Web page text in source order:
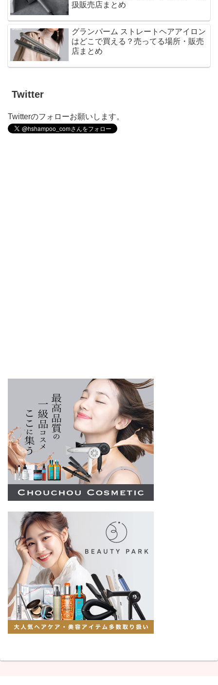
扱販売店まとめ
グランパーム ストレートヘアアイロン
はどこで買える？売ってる場所・販売
店まとめ
Twitter
Twitterのフォローお願いします。